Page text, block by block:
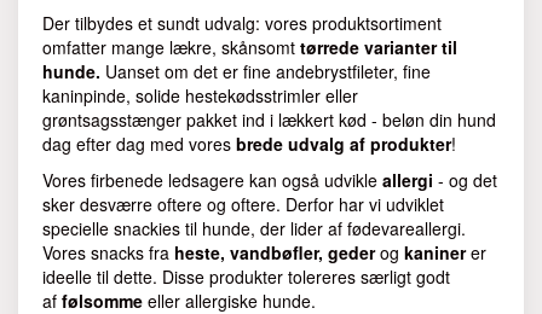
Der tilbydes et sundt udvalg: vores produktsortiment
omfatter mange lækre, skånsomt tørrede varianter til
hunde. Uanset om det er fine andebrystfileter, fine
kaninpinde, solide hestekødsstrimler eller
grøntsagsstænger pakket ind i lækkert kød - beløn din hund
dag efter dag med vores brede udvalg af produkter!
Vores firbenede ledsagere kan også udvikle allergi - og det
sker desværre oftere og oftere. Derfor har vi udviklet
specielle snackies til hunde, der lider af fødevareallergi.
Vores snacks fra heste, vandbøfler, gederog kaninerer
ideelle til dette. Disse produkter tolereres særligt godt
af følsomme eller allergiske hunde.